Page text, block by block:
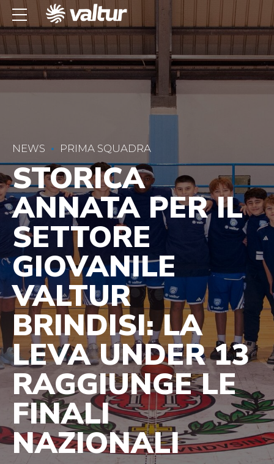
NEWS PRIMA SQUADRA
STORICA
ANNATA PER IL
SETTORE
GIOVANILE
VALTUR
BRINDISI: LA
LEVA UNDER 13
RAGGIUNGE LE
FINALI
NAZIONALI